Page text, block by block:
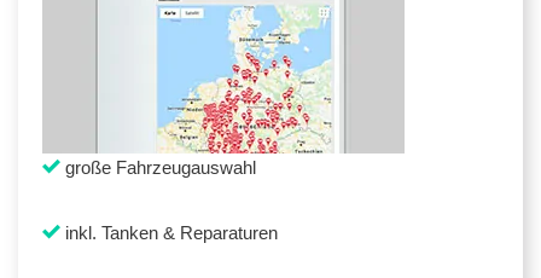
große Fahrzeugauswahl
inkl. Tanken & Reparaturen